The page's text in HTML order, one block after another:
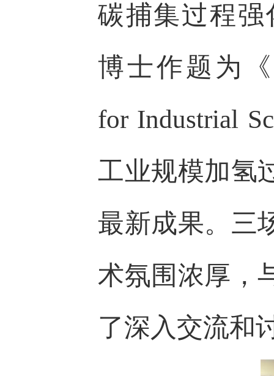
碳捕集过程强
博士作题为《
for Industrial
工业规模加氢
最新成果。三
术氛围浓厚，
了深入交流和